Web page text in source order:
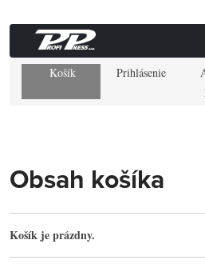
Košík Prihlásenie
Obsah košíka
Košík je prázdny.